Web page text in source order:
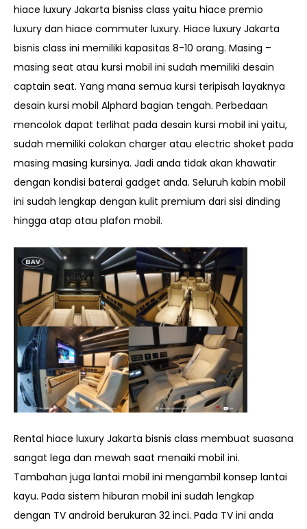
hiace luxury Jakarta bisniss class yaitu hiace premio
luxury dan hiace commuter luxury. Hiace luxury Jakarta
bisnis class ini memiliki kapasitas 8-10 orang. Masing –
masing seat atau kursi mobil ini sudah memiliki desain
captain seat. Yang mana semua kursi teripisah layaknya
desain kursi mobil Alphard bagian tengah. Perbedaan
mencolok dapat terlihat pada desain kursi mobil ini yaitu,
sudah memiliki colokan charger atau electric shoket pada
masing masing kursinya. Jadi anda tidak akan khawatir
dengan kondisi baterai gadget anda. Seluruh kabin mobil
ini sudah lengkap dengan kulit premium dari sisi dinding
hingga atap atau plafon mobil.
Rental hiace luxury Jakarta bisnis class membuat suasana
sangat lega dan mewah saat menaiki mobil ini.
Tambahan juga lantai mobil ini mengambil konsep lantai
kayu. Pada sistem hiburan mobil ini sudah lengkap
dengan TV android berukuran 32 inci. Pada TV ini anda